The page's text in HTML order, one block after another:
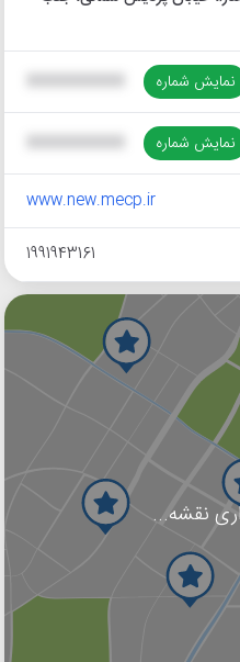
نمایش شماره
نمایش شماره
www.new.mecp.ir
1991943161
نقشه...